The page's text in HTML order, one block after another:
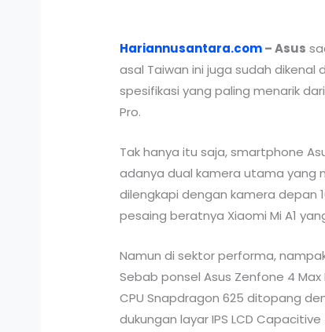
Hariannusantara.com– Asus
asal Taiwan ini juga sudah
spesifikasi yang paling menarik
Pro.
Tak hanya itu saja, smartphone
adanya dual kamera utama yang
dilengkapi dengan kamera depan
pesaing beratnya Xiaomi Mi A1
Namun di sektor performa,
Sebab ponsel Asus Zenfone 4
CPU Snapdragon 625 ditopang
dukungan layar IPS LCD